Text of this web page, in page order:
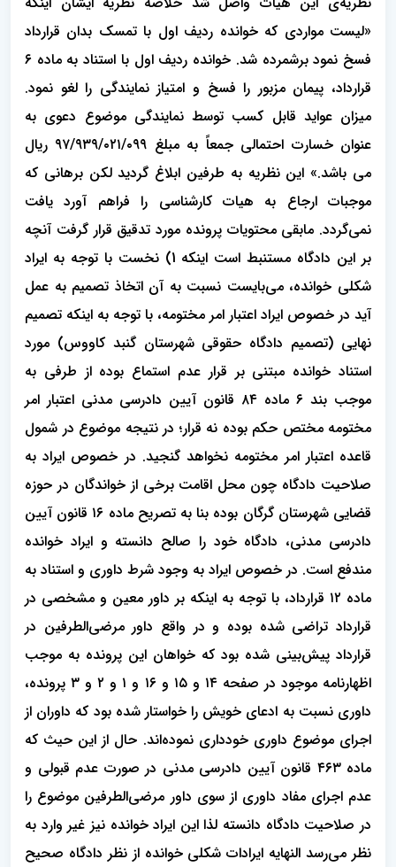
«لیست مواردی که خوانده ردیف اول با تمسک بدان قرارداد
فسخ نمود برشمرده شد. خوانده ردیف اول با استناد به ماده ۶
قرارداد، پیمان مزبور را فسخ و امتیاز نمایندگی را لغو نمود.
میزان عواید قابل کسب توسط نمایندگی موضوع دعوی به
عنوان خسارت احتمالی جمعاً به مبلغ ۹۷/۹۳۹/۰۲۱/۰۹۹ ریال
می باشد.» این نظریه به طرفین ابلاغ گردید لکن برهانی که
موجبات ارجاع به هیات کارشناسی را فراهم آورد یافت
نمی‌گردد. مابقی محتویات پرونده مورد تدقیق قرار گرفت آنچه
بر این دادگاه مستنبط است اینکه 1) نخست با توجه به ایراد
شکلی خوانده، می‌بایست نسبت به آن اتخاذ تصمیم به عمل
آید در خصوص ایراد اعتبار امر مختومه، با توجه به اینکه تصمیم
نهایی (تصمیم دادگاه حقوقی شهرستان گنبد کاووس) مورد
استناد خوانده مبتنی بر قرار عدم استماع بوده از طرفی به
موجب بند ۶ ماده ۸۴ قانون آیین دادرسی مدنی اعتبار امر
مختومه مختص حکم بوده نه قرار؛ در نتیجه موضوع در شمول
قاعده اعتبار امر مختومه نخواهد گنجید. در خصوص ایراد به
صلاحیت دادگاه چون محل اقامت برخی از خواندگان در حوزه
قضایی شهرستان گرگان بوده بنا به تصریح ماده ۱۶ قانون آیین
دادرسی مدنی، دادگاه خود را صالح دانسته و ایراد خوانده
مندفع است. در خصوص ایراد به وجود شرط داوری و استناد به
ماده ۱۲ قرارداد، با توجه به اینکه بر داور معین و مشخصی در
قرارداد تراضی شده بوده و در واقع داور مرضی‌الطرفین در
قرارداد پیش‌بینی شده بود که خواهان این پرونده به موجب
اظهارنامه موجود در صفحه ۱۴ و ۱۵ و ۱۶ و ۱ و ۲ و ۳ پرونده،
داوری نسبت به ادعای خویش را خواستار شده بود که داوران از
اجرای موضوع داوری خودداری نموده‌اند. حال از این حیث که
ماده ۴۶۳ قانون آیین دادرسی مدنی در صورت عدم قبولی و
عدم اجرای مفاد داوری از سوی داور مرضی‌الطرفین موضوع را
در صلاحیت دادگاه دانسته لذا این ایراد خوانده نیز غیر وارد به
نظر می‌رسد النهایه ایرادات شکلی خوانده از نظر دادگاه صحیح